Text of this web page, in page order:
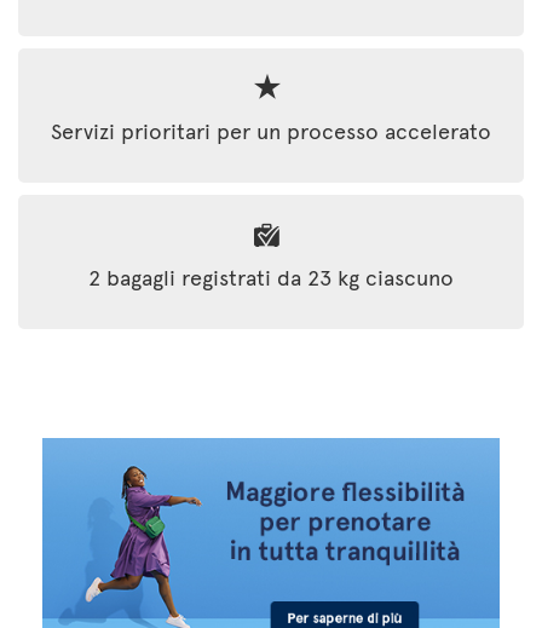
Servizi prioritari per un processo accelerato
2 bagagli registrati da 23 kg ciascuno